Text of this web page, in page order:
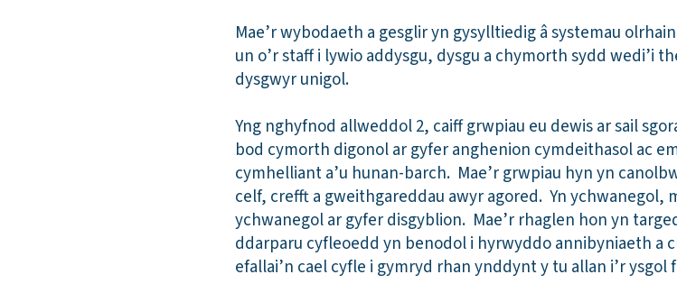
Mae’r wybodaeth a gesglir yn gysylltiedig â systemau
un o’r staff i lywio addysgu, dysgu a chymorth sydd wedi’i
dysgwyr unigol.
Yng nghyfnod allweddol 2, caiff grwpiau eu dewis ar sail
bod cymorth digonol ar gyfer anghenion cymdeithasol ac
cymhelliant a’u hunan-barch. Mae’r grwpiau hyn yn
celf, crefft a gweithgareddau awyr agored. Yn ychwanegol,
ychwanegol ar gyfer disgyblion. Mae’r rhaglen hon yn
ddarparu cyfleoedd yn benodol i hyrwyddo annibyniaeth a
efallai’n cael cyfle i gymryd rhan ynddynt y tu allan i’r ysgol